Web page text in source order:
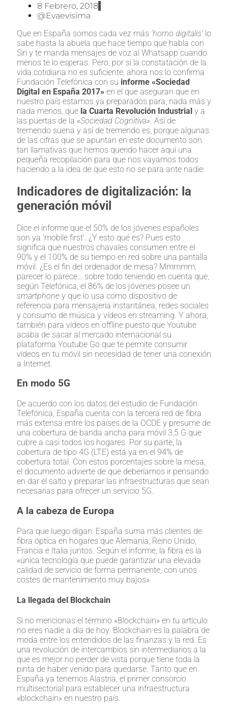
8 Febrero, 2018
@evaevisima
Que en España somos cada vez más ‘homo digitalis’ lo
sabe hasta la abuela que hace tiempo que habla con
Siri y te manda mensajes de voz al Whatsapp cuando
menos te lo esperas. Pero, por si la constatación de la
vida cotidiana no es suficiente, ahora nos lo confirma
Fundación Telefónica con su informe «Sociedad
Digital en España 2017» en el que aseguran que en
nuestro país estamos ya preparados para, nada más y
nada menos, que la Cuarta Revolución Industrial y a
las puertas de la «Sociedad Cognitiva». Así de
tremendo suena y así de tremendo es, porque algunas
de las cifras que se apuntan en este documento son
tan llamativas que hemos querido hacer aquí una
pequeña recopilación para que nos vayamos todos
haciendo a la idea de que esto no se para ante nadie:
Indicadores de digitalización: la
generación móvil
Dice el informe que el 50% de los jóvenes españoles
son ya ‘mobile first’. ¿Y esto qué es? Pues esto
significa que nuestros chavales consumen entre el
90% y el 100% de su tiempo en red sobre una pantalla
móvil. ¿Es el fin del ordenador de mesa? Mmmmm,
parecer lo parece… sobre todo teniendo en cuenta que,
según Telefónica, el 86% de los jóvenes posee un
smartphone y que lo usa como dispositivo de
referencia para mensajería instantánea, redes sociales
y consumo de música y vídeos en streaming. Y ahora,
también para vídeos en offline puesto que Youtube
acaba de sacar al mercado internacional su
plataforma Youtube Go que te permite consumir
vídeos en tu móvil sin necesidad de tener una conexión
a Internet.
En modo 5G
De acuerdo con los datos del estudio de Fundación
Telefónica, España cuenta con la tercera red de fibra
más extensa entre los países de la OCDE y presume de
una cobertura de banda ancha para móvil 3,5 G que
cubre a casi todos los hogares. Por su parte, la
cobertura de tipo 4G (LTE) está ya en el 94% de
cobertura total. Con estos porcentajes sobre la mesa,
el documento advierte de que deberíamos ir pensando
en dar el salto y preparar las infraestructuras que sean
necesarias para ofrecer un servicio 5G.
A la cabeza de Europa
Para que luego digan: España suma más clientes de
fibra óptica en hogares que Alemania, Reino Unido,
Francia e Italia juntos. Según el informe, la fibra es la
«única tecnología que puede garantizar una elevada
calidad de servicio de forma permanente, con unos
costes de mantenimiento muy bajos».
La llegada del Blockchain
Si no mencionas el término «Blockchain» en tu artículo
no eres nadie a día de hoy. Blockchain es la palabra de
moda entre los entendidos de las finanzas y la red. Es
una revolución de intercambios sin intermediarios a la
que es mejor no perder de vista porque tiene toda la
pinta de haber venido para quedarse. Tanto que en
España ya tenemos Alastria, el primer consorcio
multisectorial para establecer una infraestructura
«blockchain» en nuestro país.